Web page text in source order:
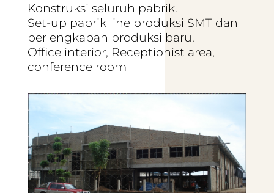
Konstruksi seluruh pabrik.
Set-up pabrik line produksi SMT dan
perlengkapan produksi baru.
Office interior, Receptionist area,
conference room